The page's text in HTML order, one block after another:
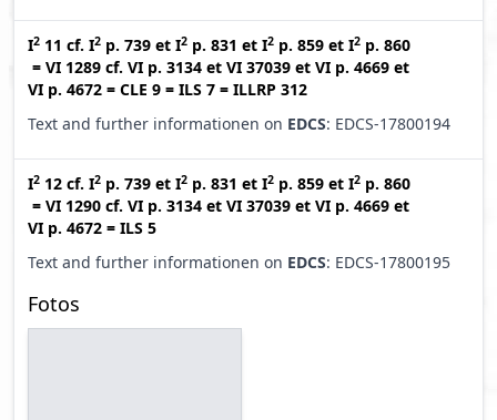
I2 11 cf. I2 p. 739 et I2 p. 831 et I2 p. 859 et I2 p. 860
= VI 1289 cf. VI p. 3134 et VI 37039 et VI p. 4669 et
VI p. 4672 = CLE 9 = ILS 7 = ILLRP 312
Text and further informationen on EDCS: EDCS-17800194
I2 12 cf. I2 p. 739 et I2 p. 831 et I2 p. 859 et I2 p. 860
= VI 1290 cf. VI p. 3134 et VI 37039 et VI p. 4669 et
VI p. 4672 = ILS 5
Text and further informationen on EDCS: EDCS-17800195
Fotos